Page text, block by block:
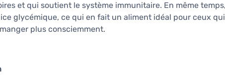
et qui soutient le système immunitaire. En même
glycémique, ce qui en fait un aliment idéal pour ceux qui
plus consciemment.